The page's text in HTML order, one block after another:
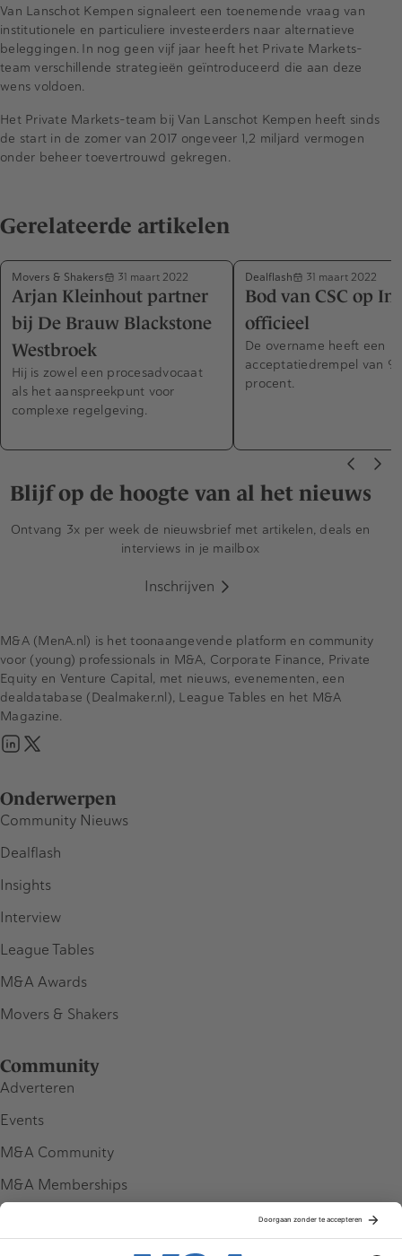
Van Lanschot Kempen signaleert een toenemende vraag van
institutionele en particuliere investeerders naar alternatieve
beleggingen. In nog geen vijf jaar heeft het Private Markets-
team verschillende strategieën geïntroduceerd die aan deze
wens voldoen.
Het Private Markets-team bij Van Lanschot Kempen heeft sinds
de start in de zomer van 2017 ongeveer 1,2 miljard vermogen
onder beheer toevertrouwd gekregen.
Gerelateerde artikelen
Movers & Shakers 31 maart 2022
Arjan Kleinhout partner
bij De Brauw Blackstone
Westbroek
Hij is zowel een procesadvocaat
als het aanspreekpunt voor
complexe regelgeving.
Dealflash 31 maart 2022
Bod van CSC op
officieel
De overname heeft een
acceptatiedrempel van 95
procent.
Blijf op de hoogte van al het nieuws
Ontvang 3x per week de nieuwsbrief met artikelen, deals en
interviews in je mailbox
Inschrijven
Onderwerpen
Community Nieuws
Dealflash
Insights
Interview
League Tables
M&A Awards
Movers & Shakers
Community
Adverteren
Events
M&A Community
M&A Memberships
M&A (MenA.nl) is het toonaangevende platform en community
voor (young) professionals in M&A, Corporate Finance, Private
Equity en Venture Capital, met nieuws, evenementen, een
dealdatabase (Dealmaker.nl), League Tables en het M&A
Magazine.